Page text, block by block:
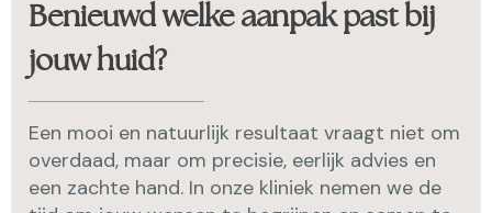
Benieuwd welke aanpak past bij
jouw huid?
Een mooi en natuurlijk resultaat vraagt niet om
overdaad, maar om precisie, eerlijk advies en
een zachte hand. In onze kliniek nemen we de